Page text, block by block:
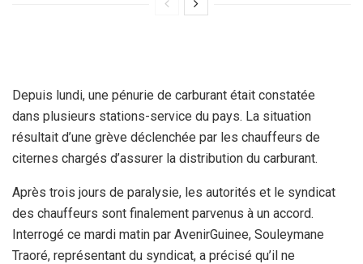
Depuis lundi, une pénurie de carburant était constatée
dans plusieurs stations-service du pays. La situation
résultait d’une grève déclenchée par les chauffeurs de
citernes chargés d’assurer la distribution du carburant.
Après trois jours de paralysie, les autorités et le syndicat
des chauffeurs sont finalement parvenus à un accord.
Interrogé ce mardi matin par AvenirGuinee, Souleymane
Traoré, représentant du syndicat, a précisé qu’il ne